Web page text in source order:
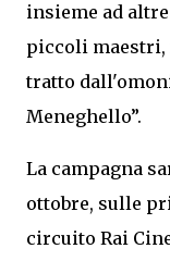
insieme ad
piccoli maestri,
tratto
Meneghello”.
La campagna
ottobre, sulle
circuito Rai